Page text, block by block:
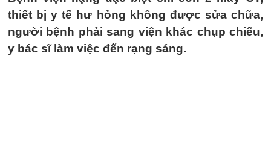
thiết bị y tế hư hỏng không được sửa chữa,
người bệnh phải sang viện khác chụp chiếu,
y bác sĩ làm việc đến rạng sáng.